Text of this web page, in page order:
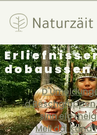
dobaussen
sinn elo
Mell däi Kand